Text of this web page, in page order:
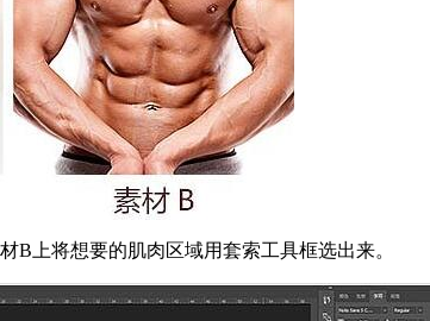
B上将想要的肌肉区域用套索工具框选出来。